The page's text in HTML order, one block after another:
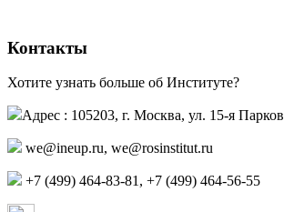
Контакты
Хотите узнать больше об Институте?
Адрес : 105203, г. Москва, ул. 15-я
,
+7 (499) 464-83-81, +7 (499) 464-56-55